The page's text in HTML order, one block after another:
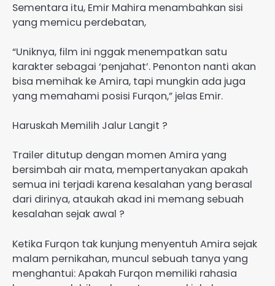
Sementara itu, Emir Mahira menambahkan sisi
yang memicu perdebatan,
“Uniknya, film ini nggak menempatkan satu
karakter sebagai ‘penjahat’. Penonton nanti akan
bisa memihak ke Amira, tapi mungkin ada juga
yang memahami posisi Furqon,” jelas Emir.
Haruskah Memilih Jalur Langit ?
Trailer ditutup dengan momen Amira yang
bersimbah air mata, mempertanyakan apakah
semua ini terjadi karena kesalahan yang berasal
dari dirinya, ataukah akad ini memang sebuah
kesalahan sejak awal ?
Ketika Furqon tak kunjung menyentuh Amira sejak
malam pernikahan, muncul sebuah tanya yang
menghantui: Apakah Furqon memiliki rahasia